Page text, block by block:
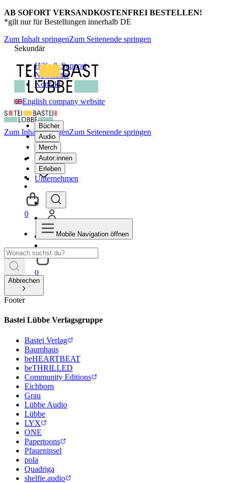
AB SOFORT VERSANDKOSTENFREI BESTELLEN!
*gilt nur für Bestellungen innerhalb DE
Zum Inhalt springenZum Seitenende springen
Sekundär
Hilfe & Support
Newsletter
Kontakt
English company website
Bücher
Audio
Merch
Autor:innen
Erleben
Unternehmen
0
Zum Inhalt springenZum Seitenende springen
0
Mobile Navigation öffnen
Abbrechen
Footer
Bastei Lübbe Verlagsgruppe
Bastei Verlag
Baumhaus
beHEARTBEAT
beTHRILLED
Community Editions
Eichborn
Grau
Lübbe Audio
Lübbe
LYX
ONE
Papertoons
Pfaueninsel
pola
Quadriga
shelfie.audio